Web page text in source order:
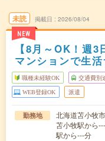
未読
NEW
掲載日 2026/08/04
【8月～OK！週
マンションで生
職種未経験OK 交通費別
WEB登録OK 派遣
勤務地
北海道苫小牧市
苫小牧駅から
駅から---分